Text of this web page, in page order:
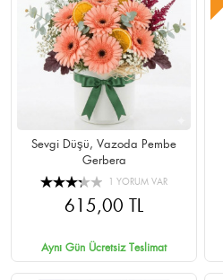
Sevgi Düşü, Vazoda Pembe
Gerbera
1 YORUM VAR
615,00 TL
Aynı Gün Ücretsiz Teslimat